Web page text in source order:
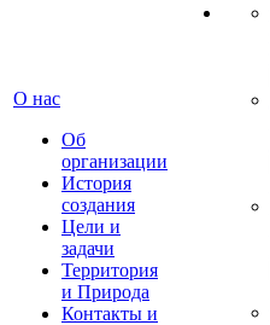
О нас
Об
организации
История
создания
Цели и
задачи
Территория
и Природа
Контакты и